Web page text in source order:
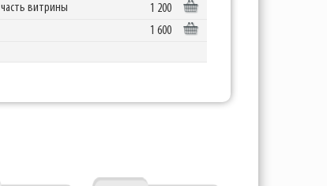
витрины
1 200
1 600